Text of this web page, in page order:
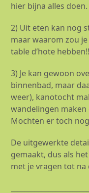
hier bijna alles doen.
2) Uit eten kan nog
maar waarom zou
table d’hote hebben!!
3) Je kan gewoon
binnenbad, maar
weer), kanotocht
wandelingen maken
Mochten er toch
De uitgewerkte
gemaakt, dus als
met je vragen tot